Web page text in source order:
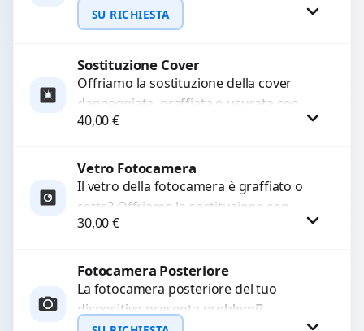
macchie, schermo nero o pixel morti?
Sostituiamo schermi completi...
SU RICHIESTA
Richiedi Preventivo
WhatsApp
Sostituzione Cover
Offriamo la sostituzione della cover
danneggiata, graffiata o usurata con
ricambi di alta qualità e garantiti.
40,00€
Procedi
Vetro Fotocamera
Il vetro della fotocamera è graffiato o
rotto? Offriamo la sostituzione con
ricambi di alta qualità garantiti per 3
30,00€
Procedi
Fotocamera Posteriore
La fotocamera posteriore del tuo
dispositivo presenta problemi?